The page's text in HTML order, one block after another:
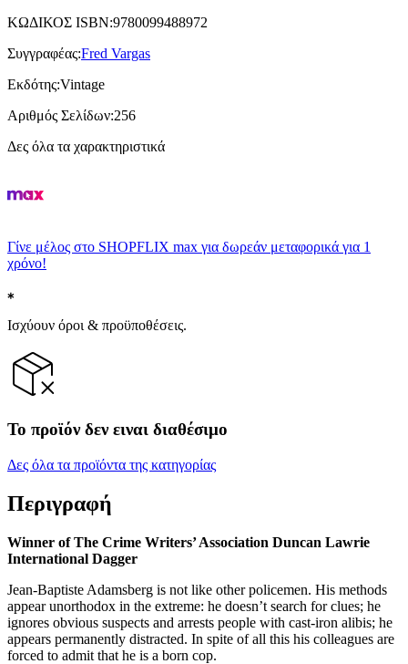
ΚΩΔΙΚΟΣ ISBN:9780099488972
Συγγραφέας:Fred Vargas
Εκδότης:Vintage
Αριθμός Σελίδων:256
Δες όλα τα χαρακτηριστικά
Γίνε μέλος στο SHOPFLIX max για δωρεάν μεταφορικά για 1
χρόνο!
Ισχύουν όροι & προϋποθέσεις.
Το προϊόν δεν ειναι διαθέσιμο
Δες όλα τα προϊόντα της κατηγορίας
Περιγραφή
Winner of The Crime Writers’ Association Duncan Lawrie
International Dagger
Jean-Baptiste Adamsberg is not like other policemen. His methods
appear unorthodox in the extreme: he doesn’t search for clues; he
ignores obvious suspects and arrests people with cast-iron alibis; he
appears permanently distracted. In spite of all this his colleagues are
forced to admit that he is a born cop.